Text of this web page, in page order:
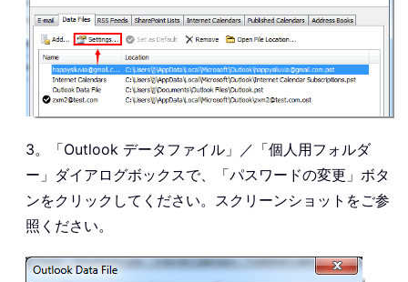
3。「Outlook データファイル」／「個人用フォルダ
ー」ダイアログボックスで、「パスワードの変更」ボタ
ンをクリックしてください。スクリーンショットをご参
照ください。